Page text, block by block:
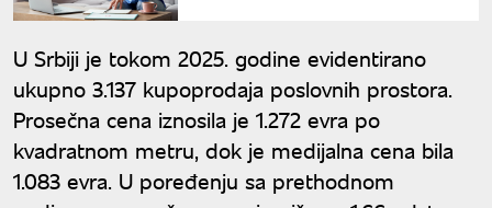
U Srbiji je tokom 2025. godine evidentirano
ukupno 3.137 kupoprodaja poslovnih prostora.
Prosečna cena iznosila je 1.272 evra po
kvadratnom metru, dok je medijalna cena bila
1.083 evra. U poređenju sa prethodnom